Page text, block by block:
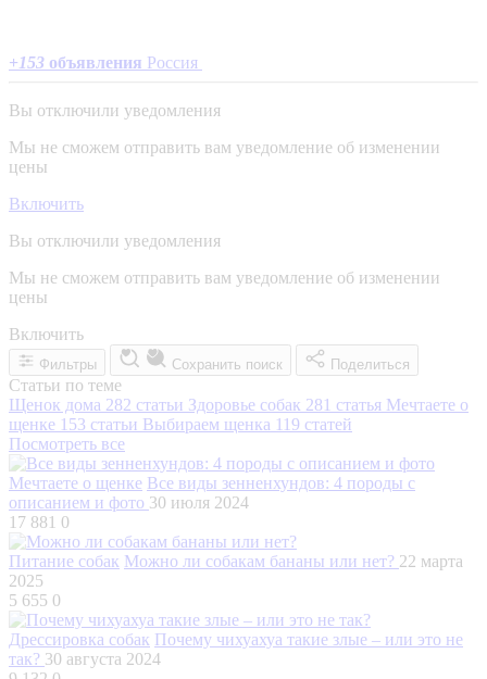
+153 объявления Россия
Вы отключили уведомления
Мы не сможем отправить вам уведомление об изменении
цены
Включить
Вы отключили уведомления
Мы не сможем отправить вам уведомление об изменении
цены
Включить
Фильтры Сохранить поиск Поделиться
Статьи по теме
Щенок дома 282 статьи Здоровье собак 281 статья Мечтаете о
щенке 153 статьи Выбираем щенка 119 статей
Посмотреть все
Мечтаете о щенке Все виды зенненхундов: 4 породы с
описанием и фото 30 июля 2024
17 881 0
Питание собак Можно ли собакам бананы или нет? 22 марта
2025
5 655 0
Дрессировка собак Почему чихуахуа такие злые – или это не
так? 30 августа 2024